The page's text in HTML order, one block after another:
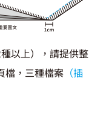
以上），請提供整
檔，三種檔案 （插